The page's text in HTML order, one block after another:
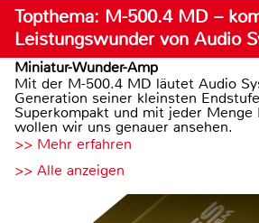
Topthema: M-500.4 MD –
Leistungswunder von Audio
Miniatur-Wunder-Amp
Mit der M-500.4 MD läutet Audio
Generation seiner kleinsten
Superkompakt und mit jeder Menge
wollen wir uns genauer ansehen.
>> Mehr erfahren
>> Alle anzeigen